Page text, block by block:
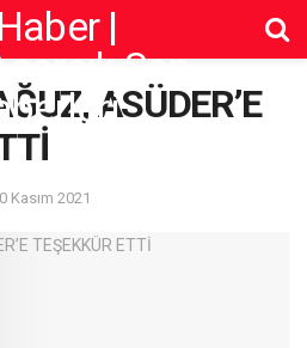
ASÜDER’E
Kasım 2021